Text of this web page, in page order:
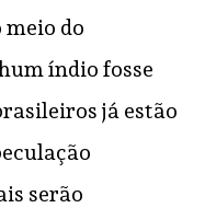
do
índio fosse
já estão
serão